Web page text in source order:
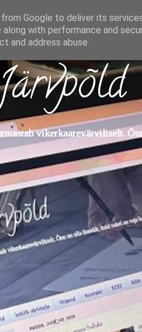
vikerkaarevärviliselt.
Google to deliver its
along with performance and
and address abuse.